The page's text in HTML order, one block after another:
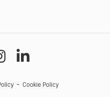
Cookie Policy